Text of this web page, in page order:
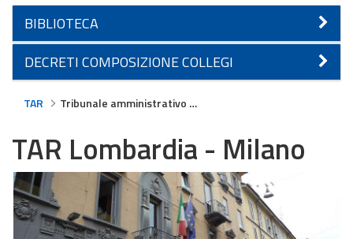
BIBLIOTECA
DECRETI COMPOSIZIONE COLLEGI
TAR Tribunale amministrativo regionale per la Lombardia - Milano
TAR Lombardia - Milano